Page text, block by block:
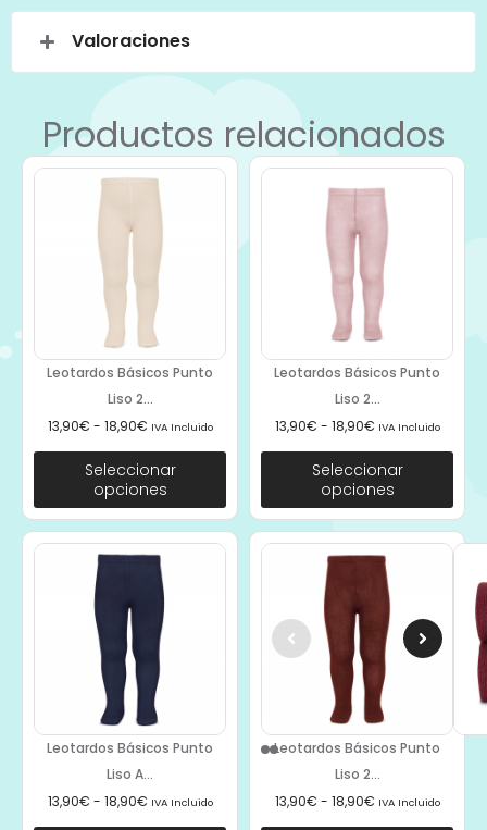
Valoraciones
Productos relacionados
Leotardos Básicos Punto
Liso 2...
13,90€ - 18,90€ IVA Incluido
Seleccionar
opciones
Leotardos Básicos Punto
Liso 2...
13,90€ - 18,90€ IVA Incluido
Seleccionar
opciones
Leotardos Básicos Punto
Liso A...
13,90€ - 18,90€ IVA Incluido
Leotardos Básicos Punto
Liso 2...
13,90€ - 18,90€ IVA Incluido